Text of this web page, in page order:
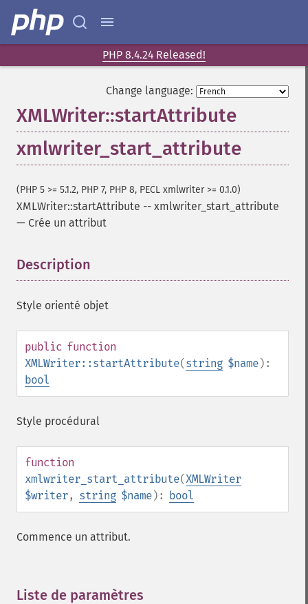
PHP 8.4.24 Released!
Change language:
XMLWriter::startAttribute
xmlwriter_start_attribute
(PHP 5 >= 5.1.2, PHP 7, PHP 8, PECL xmlwriter >= 0.1.0)
XMLWriter::startAttribute -- xmlwriter_start_attribute
— Crée un attribut
Description
Style orienté objet
public function
XMLWriter::startAttribute(string $name):
bool
Style procédural
function
xmlwriter_start_attribute(XMLWriter
$writer, string $name): bool
Commence un attribut.
Liste de paramètres